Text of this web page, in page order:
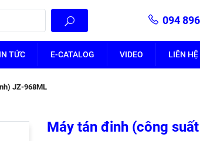
094
TỨC E-CATALOG VIDEO LIÊN HỆ
JZ-968ML
Máy tán đinh (công